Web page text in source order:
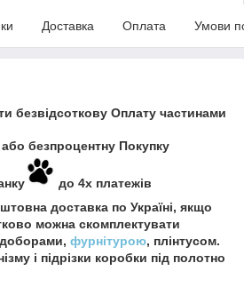
Доставка Оплата Умови
безвідсоткову Оплату частинами
або безпроцентну Покупку
до 4х платежів
доставка по Україні, якщо
можна скомплектувати
фурнітурою, плінтусом.
і підрізки коробки під полотно